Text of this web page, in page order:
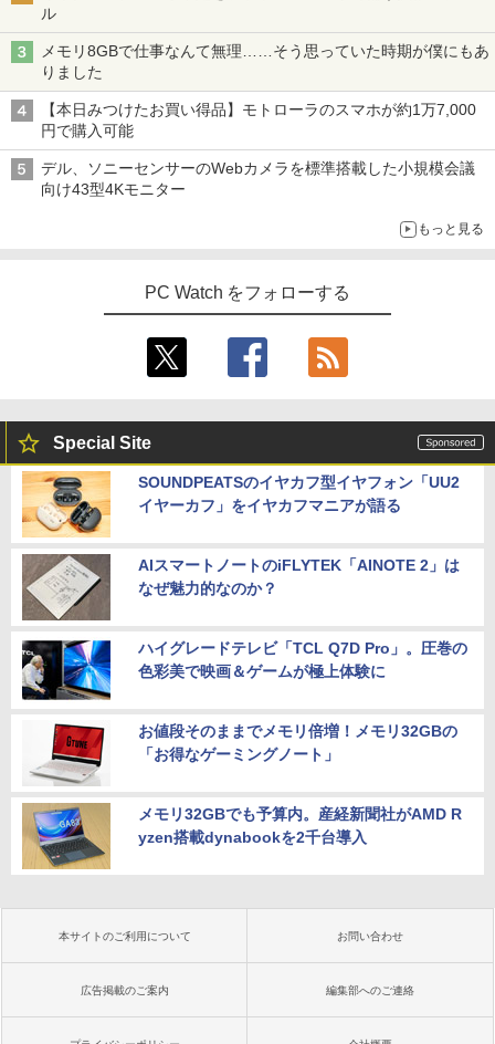
￥572
版ビッグガンガンコミックス)
￥726
4
楽譜 吹奏楽J−POP 好きすぎて滅！〔Gra
転生冒険譚〜/ 20 【電子書籍】[ KAKER
U ]
ル
メモリ8GBで仕事なんて無理……そう思っていた時期が僕にもあ
りました
【本日みつけたお買い得品】モトローラのスマホが約1万7,000
円で購入可能
デル、ソニーセンサーのWebカメラを標準搭載した小規模会議
向け43型4Kモニター
もっと見る
PC Watch をフォローする
Special Site
SOUNDPEATSのイヤカフ型イヤフォン「UU2
イヤーカフ」をイヤカフマニアが語る
AIスマートノートのiFLYTEK「AINOTE 2」は
なぜ魅力的なのか？
ハイグレードテレビ「TCL Q7D Pro」。圧巻の
色彩美で映画＆ゲームが極上体験に
お値段そのままでメモリ倍増！メモリ32GBの
「お得なゲーミングノート」
メモリ32GBでも予算内。産経新聞社がAMD R
yzen搭載dynabookを2千台導入
本サイトのご利用について お問い合わせ
広告掲載のご案内 編集部へのご連絡